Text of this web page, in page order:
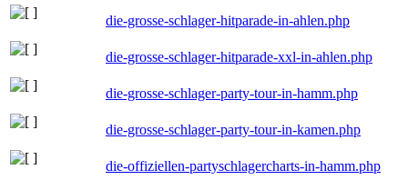
die-grosse-schlager-hitparade-in-ahlen.php
die-grosse-schlager-hitparade-xxl-in-ahlen.php
die-grosse-schlager-party-tour-in-hamm.php
die-grosse-schlager-party-tour-in-kamen.php
die-offiziellen-partyschlagercharts-in-hamm.php